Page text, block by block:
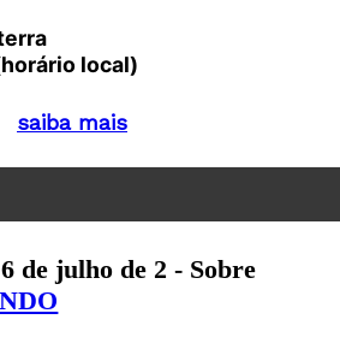
local)
saiba mais
de julho de 2 - Sobre